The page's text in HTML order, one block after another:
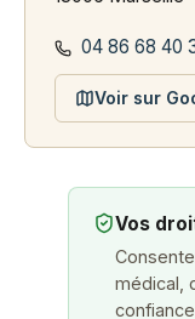
04 86 68 40
Voir sur
Vos
médical,